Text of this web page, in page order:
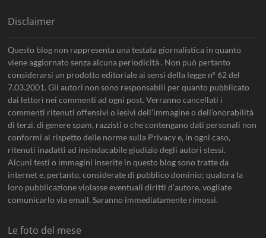
Disclaimer
Questo blog non rappresenta una testata giornalistica in quanto
viene aggiornato senza alcuna periodicità . Non può pertanto
considerarsi un prodotto editoriale ai sensi della legge n° 62 del
7.03.2001. Gli autori non sono responsabili per quanto pubblicato
dai lettori nei commenti ad ogni post. Verranno cancellati i
commenti ritenuti offensivi o lesivi dell’immagine o dell’onorabilità
di terzi, di genere spam, razzisti o che contengano dati personali non
conformi al rispetto delle norme sulla Privacy e, in ogni caso,
ritenuti inadatti ad insindacabile giudizio degli autori stessi.
Alcuni testi o immagini inserite in questo blog sono tratte da
internet e, pertanto, considerate di pubblico dominio; qualora la
loro pubblicazione violasse eventuali diritti d’autore, vogliate
comunicarlo via email. Saranno immediatamente rimossi.
Le foto del mese